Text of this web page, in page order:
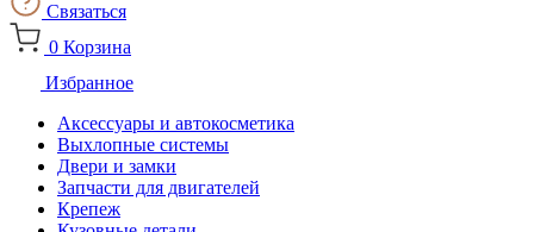
Связаться
0 Корзина
Избранное
Аксессуары и автокосметика
Выхлопные системы
Двери и замки
Запчасти для двигателей
Крепеж